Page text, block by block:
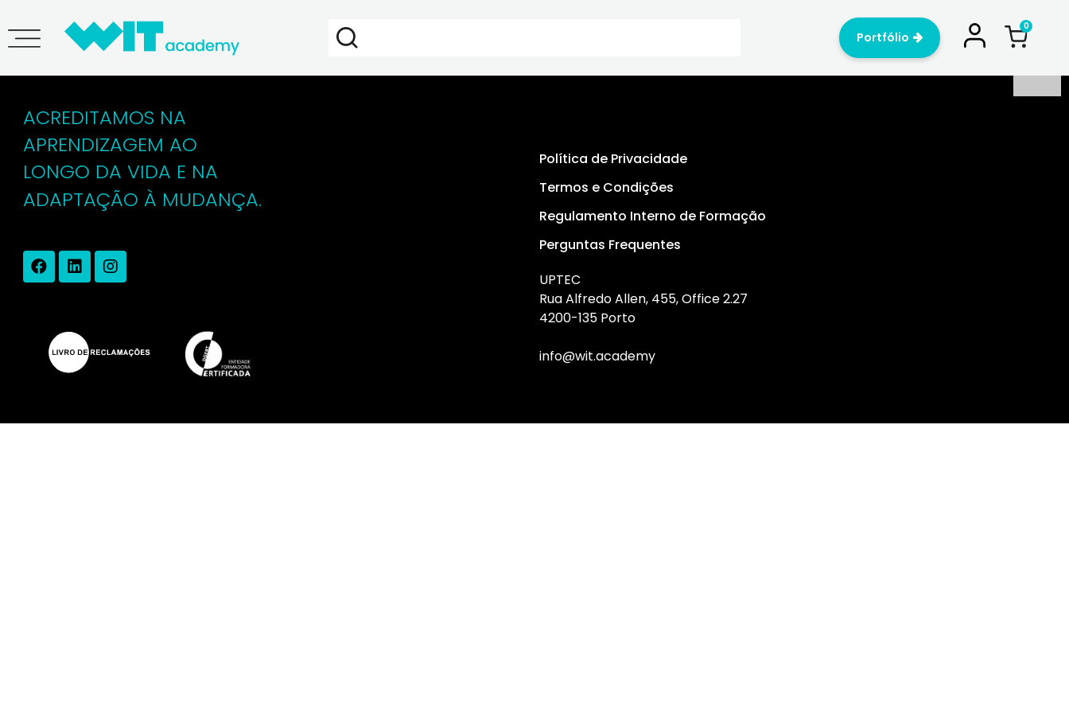
Portfólio
Pedro Silva
ACREDITAMOS NA
APRENDIZAGEM AO
LONGO DA VIDA E NA
ADAPTAÇÃO À MUDANÇA.
Política de Privacidade
Termos e Condições
Regulamento Interno de Formação
Perguntas Frequentes
UPTEC
Rua Alfredo Allen, 455, Office 2.27
4200-135 Porto
info@wit.academy